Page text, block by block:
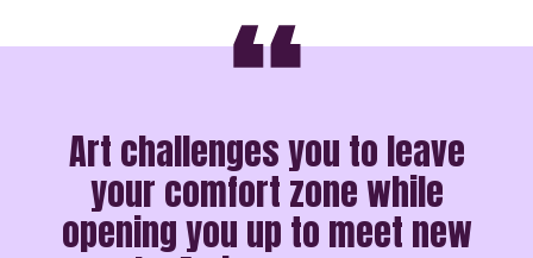
Art challenges you to leave
your comfort zone while
opening you up to meet new